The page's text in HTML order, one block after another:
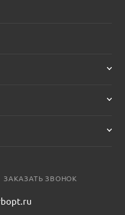
ЗАКАЗАТЬ ЗВОНОК